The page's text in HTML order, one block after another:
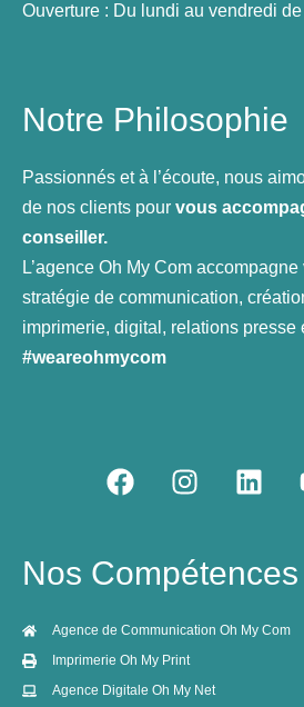
Ouverture : Du lundi au vendredi de
Notre Philosophie
Passionnés et à l’écoute, nous
de nos clients pour vous
conseiller.
L’agence Oh My Com
stratégie de communication,
imprimerie, digital, relations presse
#weareohmycom
F
a
b
o
k
I
n
a
r
a
m
L
i
e
i
Nos Compétences
Agence de Communication Oh My Com
Imprimerie Oh My Print
Agence Digitale Oh My Net